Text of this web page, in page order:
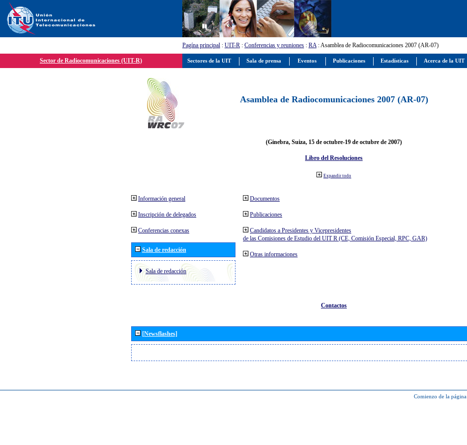
Pagína principal : UIT-R : Conferencias y reuniones : RA: Asamblea de Radiocomunicaciones 2007 (AR-07)
Sector de Radiocomunicaciones (UIT-R)
Asamblea de Radiocomunicaciones 2007 (AR-07)
(Ginebra, Suiza, 15 de octubre-19 de octubre de 2007)
Libro del Resoluciones
Expandir todo
Información general
Inscripción de delegados
Conferencias conexas
Sala de redacción
Sala de redacción
Documentos
Publicaciones
Candidatos a Presidentes y Vicepresidentes
de las Comisiones de Estudio del UIT R (CE, Comisión Especial, RPC, GAR)
Otras informaciones
Contactos
[Newsflashes]
Comienzo de la página
Sectores de la UIT Sala de prensa Eventos Publicaciones Estadísticas Acerca de la UIT